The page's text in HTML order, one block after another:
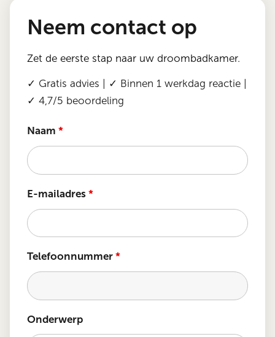
Neem contact op
Zet de eerste stap naar uw droombadkamer.
✓ Gratis advies | ✓ Binnen 1 werkdag reactie |
✓ 4,7/5 beoordeling
Naam *
E-mailadres *
Telefoonnummer *
Onderwerp